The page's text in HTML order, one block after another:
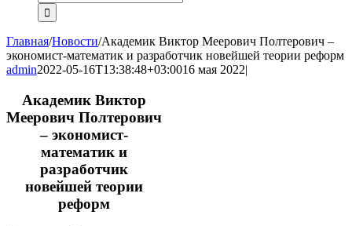
поиска:
Главная/Новости/Академик Виктор Меерович Полтерович –
экономист-математик и разработчик новейшей теории реформ
admin2022-05-16T13:38:48+03:0016 мая 2022|
Академик Виктор
Меерович Полтерович
– экономист-
математик и
разработчик
новейшей теории
реформ